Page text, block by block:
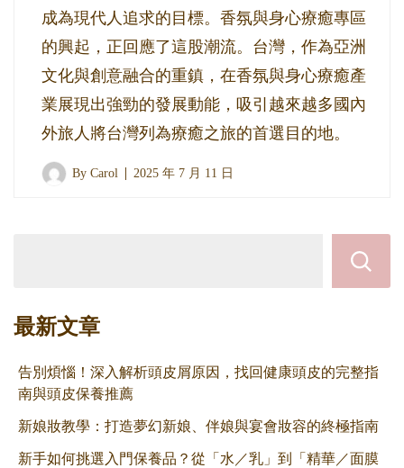
成為現代人追求的目標。香氛與身心療癒專區
的興起，正回應了這股潮流。台灣，作為亞洲
文化與創意融合的重鎮，在香氛與身心療癒產
業展現出強勁的發展動能，吸引越來越多國內
外旅人將台灣列為療癒之旅的首選目的地。
By Carol 2025 年 7 月 11 日
最新文章
告別煩惱！深入解析頭皮屑原因，找回健康頭皮的完整指
南與頭皮保養推薦
新娘妝教學：打造夢幻新娘、伴娘與宴會妝容的終極指南
新手如何挑選入門保養品？從「水／乳」到「精華／面膜